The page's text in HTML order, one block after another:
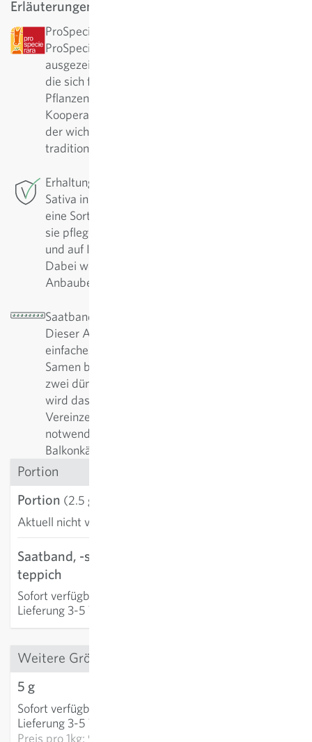
Erläuterungen
ProSpecieRara: Diese Sorte wurde von
ProSpecieRara als seltene bzw. alte Sorte
ausgezeichnet. ProSpecieRara ist eine Stiftung,
die sich für den Erhalt der Vielfalt von seltenen
Pflanzensorten einsetzt. In langjähriger
Kooperation mit ProSpecieRara ist Sativa aktiv in
der wichtigen Erhaltung und Pflege dieser
traditionellen Sorten.
Erhaltungszüchtung: Für diese Sorte betreibt
Sativa in Rheinau die Erhaltungszüchtung. Um
eine Sorte in hoher Qualität zu sichern, muss man
sie pflegen. Regelmässig werden sie nachgebaut
und auf Ihre positiven Eigenschaften selektiert.
Dabei werden die Sorten fortlaufend den
Anbaubedingungen angepasst und verbessert.
Saatband (Portionsinhalt: 1 Saatband à 5m):
Dieser Artikel ist in einer speziellen Form für
einfaches Gärtnern verfügbar. Hier sind die
Samen bereits im richtigen Abstand zwischen
zwei dünnen Trägerpapieren fixiert. Zur Aussaat
wird das direkt in die Erde gelegt. Ein lästiges
Vereinzeln oder Pikieren ist nicht mehr
notwendig. Je nach Sorte gibt es Formen für
Balkonkästen, Töpfe oder eine Reihenaussaat.
Portion
Portion (2.5 g)
Aktuell nicht verfügbar
Saatband, -scheibe, -
teppich
Sofort verfügbar
Lieferung 3-5 Tage
Weitere Grössen
5 g
Sofort verfügbar
Lieferung 3-5 Tage
Preis pro1kg: 982,80 €